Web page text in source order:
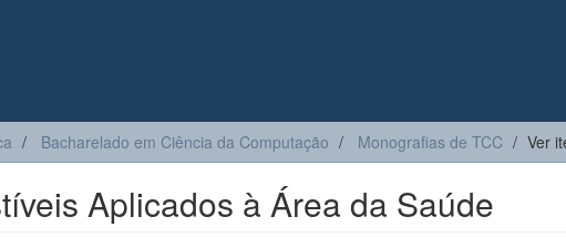
Bacharelado em Ciência da Computação Monografias de TCC Ver
Aplicados à Área da Saúde